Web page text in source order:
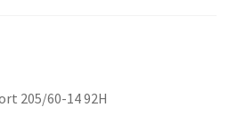
205/60-14 92H